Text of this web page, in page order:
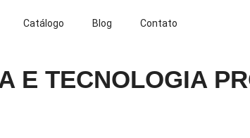
Catálogo Blog Contato
E TECNOLOGIA